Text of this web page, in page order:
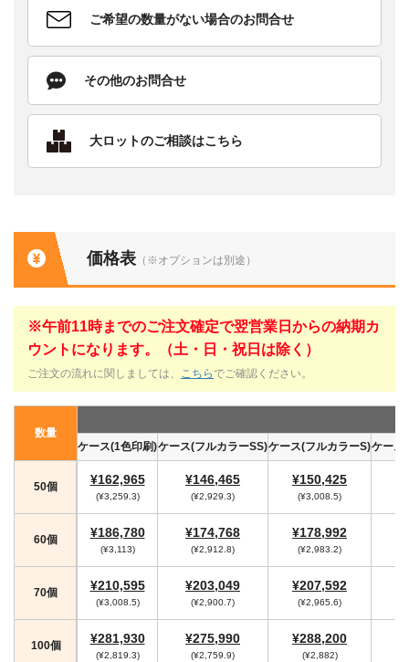
ご希望の数量がない場合のお問合せ
その他のお問合せ
大ロットのご相談はこちら
価格表 （※オプションは別途）
※午前11時までのご注文確定で翌営業日からの納期カ
ウントになります。（土・日・祝日は除く）
ご注文の流れに関しましては、 こちら でご確認ください。
数量
ケース(1色印刷)ケース(フルカラーSS)ケース(フルカラーS)ケース
50個 ¥162,965
(¥3,259.3)
¥146,465
(¥2,929.3)
¥150,425
(¥3,008.5)
60個 ¥186,780
(¥3,113)
¥174,768
(¥2,912.8)
¥178,992
(¥2,983.2)
70個 ¥210,595
(¥3,008.5)
¥203,049
(¥2,900.7)
¥207,592
(¥2,965.6)
100個 ¥281,930
(¥2,819.3)
¥275,990
(¥2,759.9)
¥288,200
(¥2,882)